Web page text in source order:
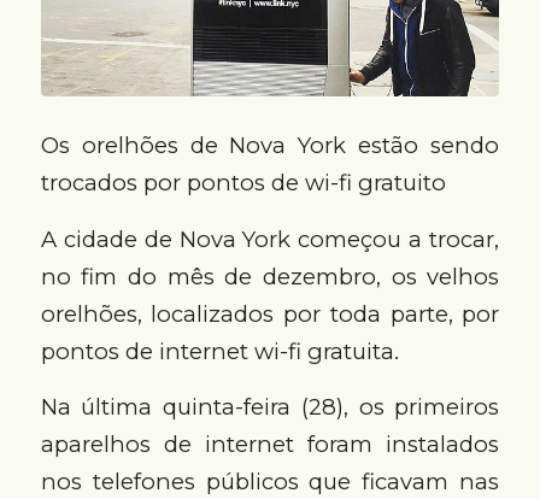
Os orelhões de Nova York estão sendo
trocados por pontos de wi-fi gratuito
A cidade de Nova York começou a trocar,
no fim do mês de dezembro, os velhos
orelhões, localizados por toda parte, por
pontos de internet wi-fi gratuita.
Na última quinta-feira (28), os primeiros
aparelhos de internet foram instalados
nos telefones públicos que ficavam nas